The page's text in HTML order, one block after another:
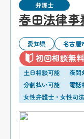
弁護士
春田法律
愛知県 名古屋
初回相談無料
土日相談可能 夜間
分割払い可能
電話
女性弁護士・女性司